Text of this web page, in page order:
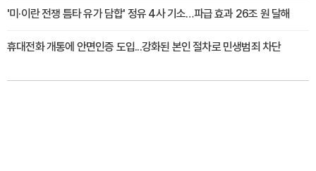
'미·이란 전쟁 틈타 유가 담합' 정유 4사 기소…파급 효과 26조 원 달해
휴대전화 개통에 안면인증 도입...강화된 본인 절차로 민생범죄 차단